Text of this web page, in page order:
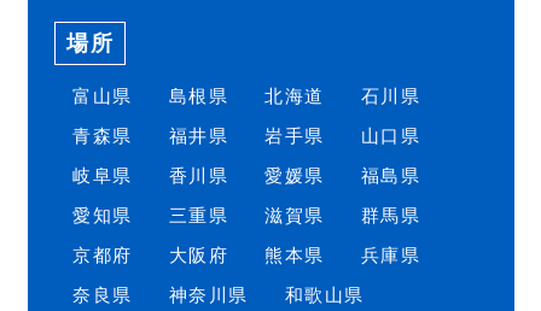
場所
富山県 島根県 北海道
石川県
青森県
福井県 岩手県
山口県
岐阜県
香川県 愛媛県
福島県
愛知県
三重県 滋賀県
群馬県
京都府
大阪府 熊本県
兵庫県
奈良県
神奈川県 和歌山県